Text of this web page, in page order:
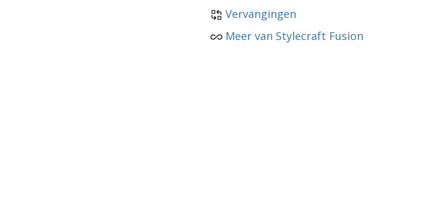
Vervangingen
Meer van Stylecraft Fusion